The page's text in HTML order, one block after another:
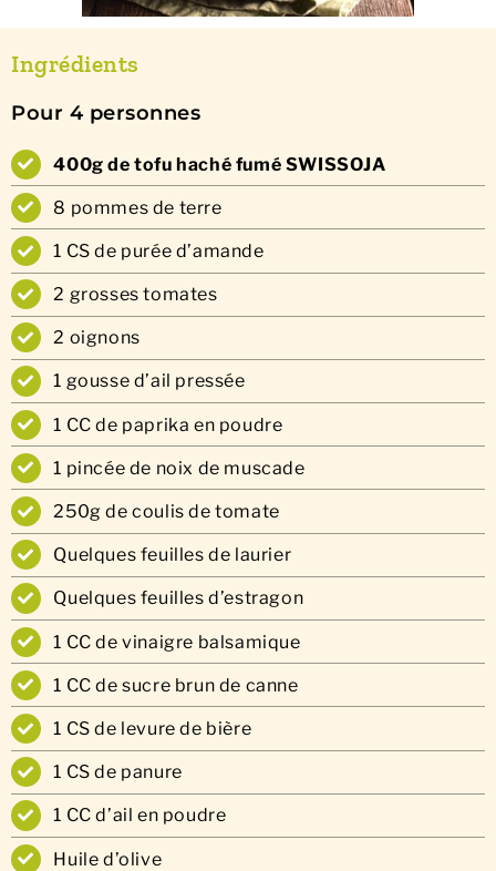
Ingrédients
Pour 4 personnes
400g de tofu haché fumé SWISSOJA
8 pommes de terre
1 CS de purée d’amande
2 grosses tomates
2 oignons
1 gousse d’ail pressée
1 CC de paprika en poudre
1 pincée de noix de muscade
250g de coulis de tomate
Quelques feuilles de laurier
Quelques feuilles d’estragon
1 CC de vinaigre balsamique
1 CC de sucre brun de canne
1 CS de levure de bière
1 CS de panure
1 CC d’ail en poudre
Huile d’olive